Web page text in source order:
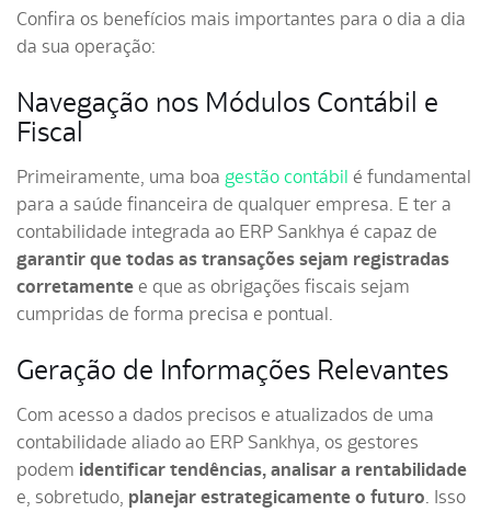
Confira os benefícios mais importantes para o dia a dia
da sua operação:
Navegação nos Módulos Contábil e
Fiscal
Primeiramente, uma boa gestão contábil é fundamental
para a saúde financeira de qualquer empresa. E ter a
contabilidade integrada ao ERP Sankhya é capaz de
garantir que todas as transações sejam registradas
corretamente e que as obrigações fiscais sejam
cumpridas de forma precisa e pontual.
Geração de Informações Relevantes
Com acesso a dados precisos e atualizados de uma
contabilidade aliado ao ERP Sankhya, os gestores
podem identificar tendências, analisar a rentabilidade
e, sobretudo, planejar estrategicamente o futuro. Isso